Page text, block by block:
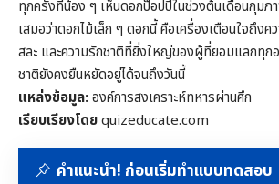
ทุกครั้งที่น้อง ๆ เห็นดอกป๊อปปี้ในช่วงต้นเดือนกุมภ
เสมอว่าดอกไม้เล็ก ๆ ดอกนี้ คือเครื่องเตือนใจถึงค
สละ และความรักชาติที่ยิ่งใหญ่ของผู้ที่ยอมแลกทุก
ชาติยังคงยืนหยัดอยู่ได้จนถึงวันนี้
แหล่งข้อมูล:องค์การสงเคราะห์ทหารผ่านศึก
เรียบเรียงโดยquizeducate.com
คำแนะนำ! ก่อนเริ่มทำแบบทดสอบ